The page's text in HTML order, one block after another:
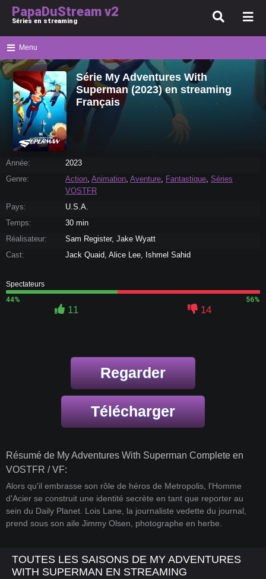
PapaDuStream v2
Séries en streaming
Menu
Série My Adventures With
Superman (2023) en streaming
Français
Année:
2023
Genre:
Action, Animation, Aventure, Fantastique, Séries
VOSTFR
Pays:
U.S.A.
Temps:
30 min
Réalisateur:
Sam Register, Jake Wyatt
Cast:
Jack Quaid, Alice Lee, Ishmel Sahid
Spectateurs
44%
56%
11 14
Regarder
Télécharger
Résumé de My Adventures With Superman Complete en
VOSTFR / VF:
Alors qu'il embrasse son rôle de héros de Metropolis, l'Homme
d'Acier se construit une identité secrète en tant que reporter au
sein du Daily Planet. Lois Lane, la journaliste vedette du journal,
prend sous son aile Jimmy Olsen, photographe en herbe.
TOUTES LES SAISONS DE MY ADVENTURES
WITH SUPERMAN EN STREAMING